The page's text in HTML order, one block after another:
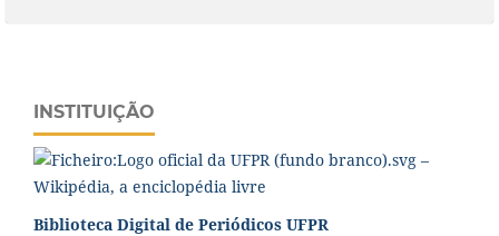
INSTITUIÇÃO
Biblioteca Digital de Periódicos UFPR